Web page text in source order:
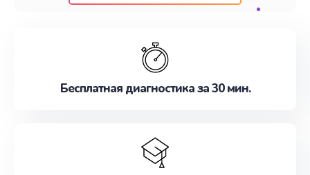
наилучшим образом. Не медлите записаться на
Бесплатная диагностика за 30 мин.